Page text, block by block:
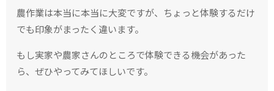
農作業は本当に本当に大変ですが、ちょっと体験するだけ
でも印象がまったく違います。
もし実家や農家さんのところで体験できる機会があった
ら、ぜひやってみてほしいです。